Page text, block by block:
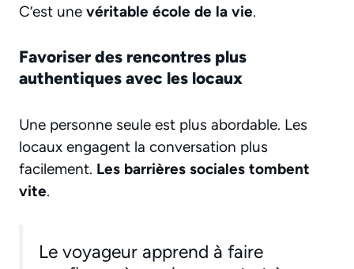
C’est une véritable école de la vie.
Favoriser des rencontres plus
authentiques avec les locaux
Une personne seule est plus abordable. Les
locaux engagent la conversation plus
facilement. Les barrières sociales tombent
vite.
Le voyageur apprend à faire